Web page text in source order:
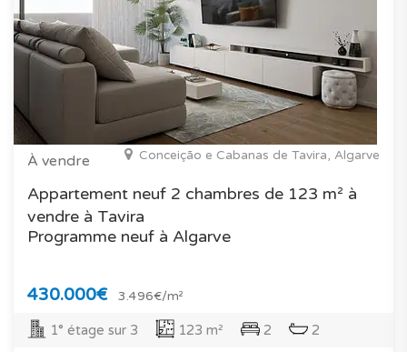
À vendre Conceição e Cabanas de Tavira, Algarve
Appartement neuf 2 chambres de 123 m² à
vendre à Tavira
Programme neuf à Algarve
430.000€ 3.496€/m²
1° étage sur 3 123 m² 2 2